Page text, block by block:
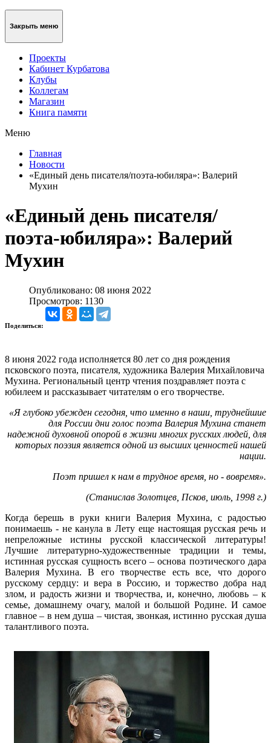
Закрыть меню
Проекты
Кабинет Курбатова
Клубы
Коллегам
Магазин
Книга памяти
Меню
Главная
Новости
«Единый день писателя/поэта-юбиляра»: Валерий
Мухин
«Единый день писателя/
поэта-юбиляра»: Валерий
Мухин
Опубликовано: 08 июня 2022
Просмотров: 1130
Поделиться:
8 июня 2022 года исполняется 80 лет со дня рождения
псковского поэта, писателя, художника Валерия Михайловича
Мухина. Региональный центр чтения поздравляет поэта с
юбилеем и рассказывает читателям о его творчестве.
«Я глубоко убежден сегодня, что именно в наши, труднейшие
для России дни голос поэта Валерия Мухина станет
надежной духовной опорой в жизни многих русских людей, для
которых поэзия является одной из высших ценностей нашей
нации.
Поэт пришел к нам в трудное время, но - вовремя».
(Станислав Золотцев, Псков, июль, 1998 г.)
Когда берешь в руки книги Валерия Мухина, с радостью
понимаешь - не канула в Лету еще настоящая русская речь и
непреложные истины русской классической литературы!
Лучшие литературно-художественные традиции и темы,
истинная русская сущность всего – основа поэтического дара
Валерия Мухина. В его творчестве есть все, что дорого
русскому сердцу: и вера в Россию, и торжество добра над
злом, и радость жизни и творчества, и, конечно, любовь – к
семье, домашнему очагу, малой и большой Родине. И самое
главное – в нем душа – чистая, звонкая, истинно русская душа
талантливого поэта.